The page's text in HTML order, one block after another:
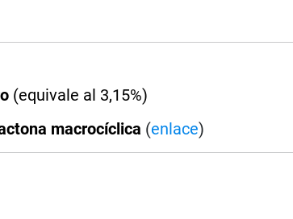
(equivale al 3,15%)
macrocíclica (enlace)